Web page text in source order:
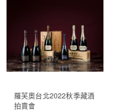
羅芙奧台北2022秋季藏酒
拍賣會